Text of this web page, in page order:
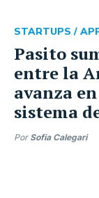
Pasito
entre la
avanza
sistema
STARTUPS /
Por Sofia Calegari